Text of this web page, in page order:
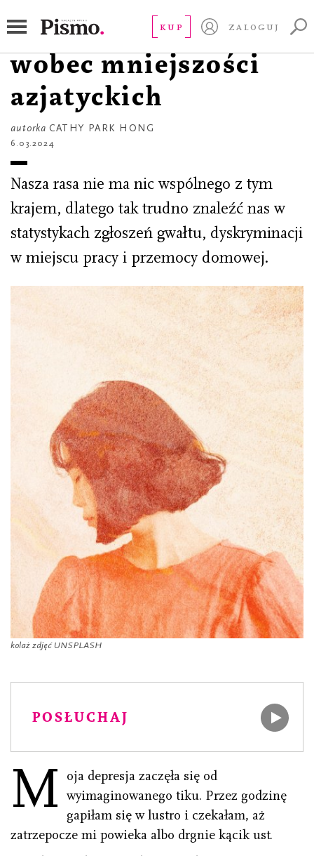
KUP ZALOGUJ
Anatomia rasizmu
wobec mniejszości
azjatyckich
autorka CATHY PARK HONG
6.03.2024
Nasza rasa nie ma nic wspólnego z tym
krajem, dlatego tak trudno znaleźć nas w
statystykach zgłoszeń gwałtu, dyskryminacji
w miejscu pracy i przemocy domowej.
kolaż zdjęć UNSPLASH
POSŁUCHAJ
M
oja depresja zaczęła się od
wyimaginowanego tiku. Przez godzinę
gapiłam się w lustro i czekałam, aż
zatrzepocze mi powieka albo drgnie kącik ust.